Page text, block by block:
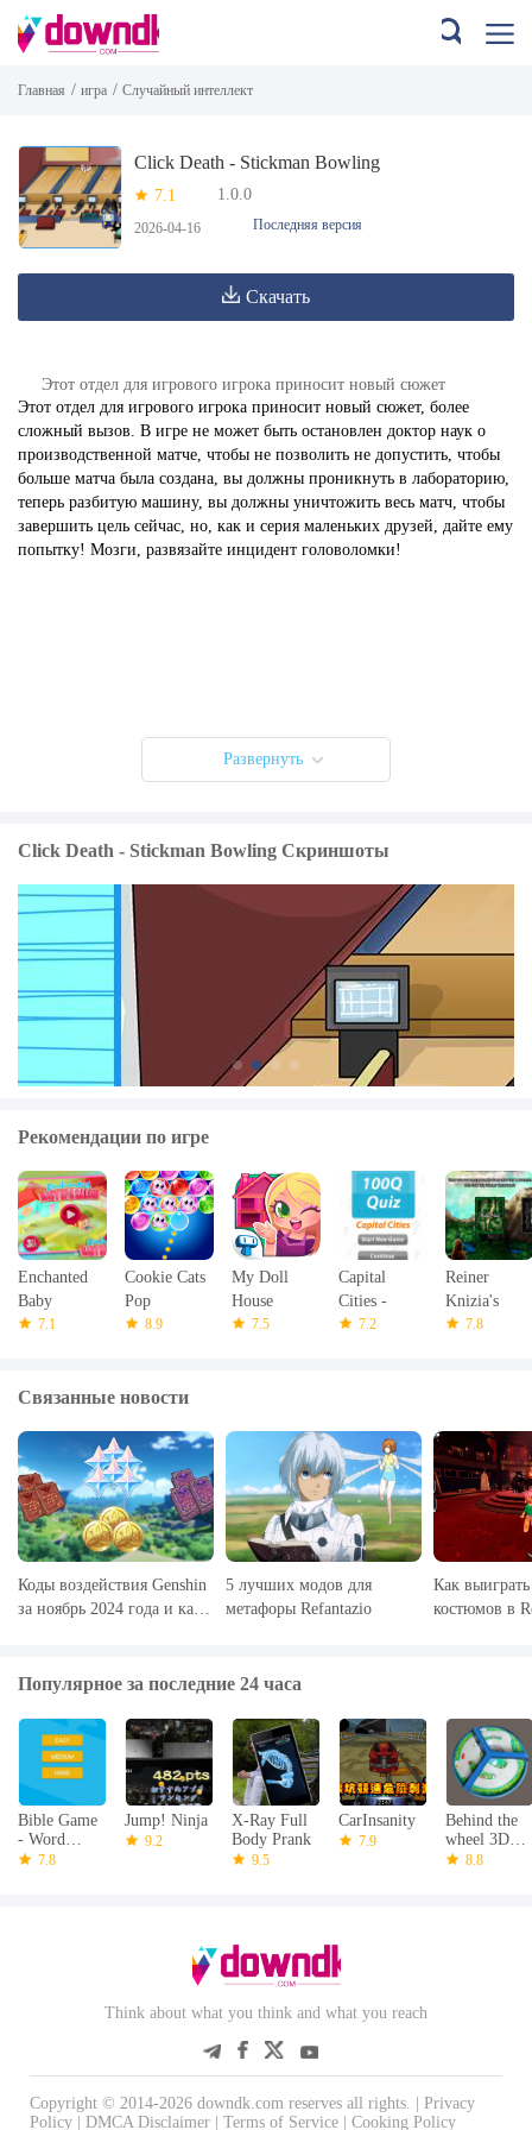
Главная / игра / Случайный интеллект
Click Death - Stickman Bowling
7.1 1.0.0
2026-04-16 Последняя версия
Скачать
Этот отдел для игрового игрока приносит новый сюжет
Этот отдел для игрового игрока приносит новый сюжет, более
сложный вызов. В игре не может быть остановлен доктор наук о
производственной матче, чтобы не позволить не допустить, чтобы
больше матча была создана, вы должны проникнуть в лабораторию,
теперь разбитую машину, вы должны уничтожить весь матч, чтобы
завершить цель сейчас, но, как и серия маленьких друзей, дайте ему
попытку! Мозги, развязайте инцидент головоломки!
Развернуть
Click Death - Stickman Bowling Скриншоты
Рекомендации по игре
Enchanted
Baby
7.1
Cookie Cats
Pop
8.9
My Doll
House
7.5
Capital
Cities -
100Q Quiz
7.2
Reiner
Knizia's
Labyrinth
7.8
Связанные новости
Коды воздействия Genshin
за ноябрь 2024 года и как
5 лучших модов для
метафоры Refantazio
Как
костюмов в
Популярное за последние 24 часа
Bible Game
- Word
Challenge
7.8
Jump! Ninja
9.2
X-Ray Full
Body Prank
9.5
CarInsanity
7.9
Behind the
wheel 3D of
USSR
8.8
Think about what you think and what you reach
Copyright © 2014-2026 downdk.com reserves all rights. | Privacy
Policy
DMCA Disclaimer Terms of Service Cooking Policy